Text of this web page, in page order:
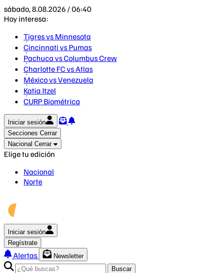
sábado, 8.08.2026 / 06:40
Hoy interesa:
Tigres vs Minnesota
Cincinnati vs Pumas
Pachuca vs Columbus Crew
Charlotte FC vs Atlas
México vs Venezuela
Katia Itzel
CURP Biométrica
Iniciar sesión
Secciones Cerrar
Nacional Cerrar
Elige tu edición
Nacional
Norte
Iniciar sesión
Regístrate
Alertas
Newsletter
Buscar